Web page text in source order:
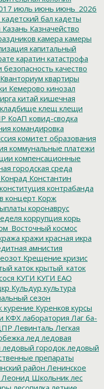
июль июнь июнь_2026
кадетский бал кадеты
Казань Казначейство
камера камеры
капитальный
каратин катастрофа
безопасность качество
Кванториум квартиры
Кемерово кинозал
китай кишечная
кладбище клещ клещи
КоАП ковид-сводка
командировка
комитет образования
коммунальные платежи
компенсационные
городская среда
Конрад Константин
конституция контрабанда
концерт Корж
коронаврус
коррупция корь
космос
кражи красная икра
амнистия
Крещение кризис
катоккрытый_каток
КУГИ КУГИ ЕАО
Кульдур культура
сезон
курение Куренков курсы
КФХ лаборатория Лаг ба-
Левинталь Легкая
лед ледовая
ледовый городок ледовый
препараты
район Ленинское
Леонид Школьник лес